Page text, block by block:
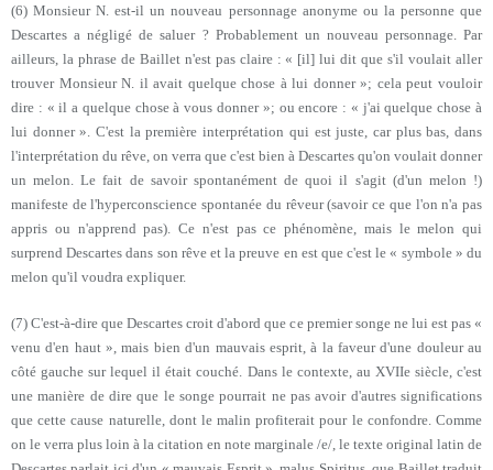
(6) Monsieur N. est-il un nouveau personnage anonyme ou la personne que
Descartes a négligé de saluer ? Probablement un nouveau personnage. Par
ailleurs, la phrase de Baillet n'est pas claire : « [il] lui dit que s'il voulait aller
trouver Monsieur N. il avait quelque chose à lui donner »; cela peut vouloir
dire : « il a quelque chose à vous donner »; ou encore : « j'ai quelque chose à
lui donner ». C'est la première interprétation qui est juste, car plus bas, dans
l'interprétation du rêve, on verra que c'est bien à Descartes qu'on voulait donner
un melon. Le fait de savoir spontanément de quoi il s'agit (d'un melon !)
manifeste de l'hyperconscience spontanée du rêveur (savoir ce que l'on n'a pas
appris ou n'apprend pas). Ce n'est pas ce phénomène, mais le melon qui
surprend Descartes dans son rêve et la preuve en est que c'est le « symbole » du
melon qu'il voudra expliquer.
(7) C'est-à-dire que Descartes croit d'abord que ce premier songe ne lui est pas «
venu d'en haut », mais bien d'un mauvais esprit, à la faveur d'une douleur au
côté gauche sur lequel il était couché. Dans le contexte, au XVIIe siècle, c'est
une manière de dire que le songe pourrait ne pas avoir d'autres significations
que cette cause naturelle, dont le malin profiterait pour le confondre. Comme
on le verra plus loin à la citation en note marginale /e/, le texte original latin de